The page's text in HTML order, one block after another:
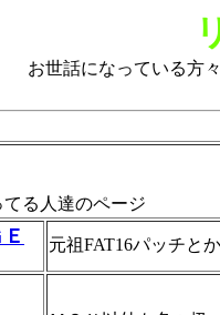
お世話になっている方
る人達のページ
元祖FAT16パッチと